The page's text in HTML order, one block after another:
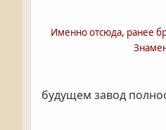
Именно отсюда, ранее
будущем завод